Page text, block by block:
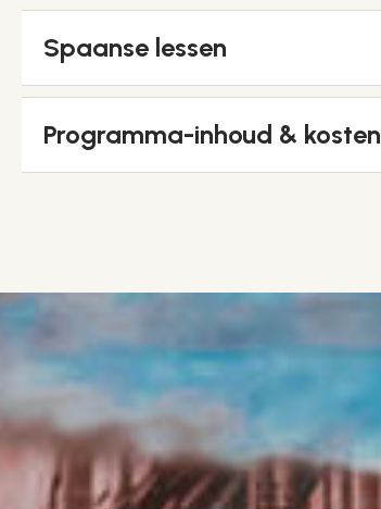
Spaanse lessen
Programma-inhoud & kosten